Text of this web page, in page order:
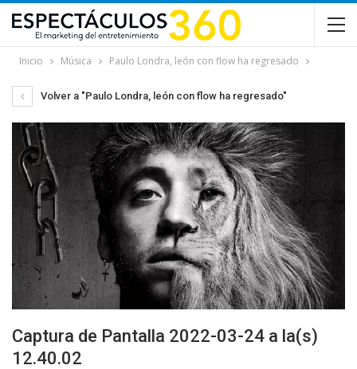
Inicio Música Paulo Londra, león con flow ha regresado
Volver a "Paulo Londra, león con flow ha regresado"
Captura de Pantalla 2022-03-24 a la(s)
12.40.02